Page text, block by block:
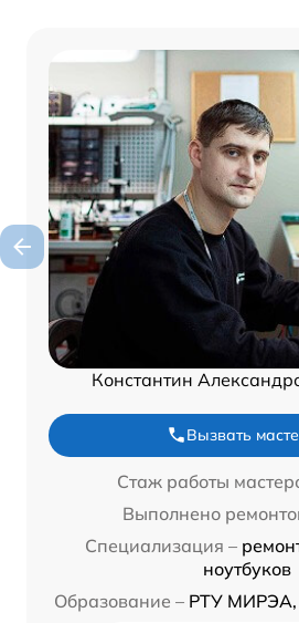
Константин
Вызвать
Стаж работы
Выполнено
Специализация –
ноутбуков
Образование – РТУ МИРЭА,